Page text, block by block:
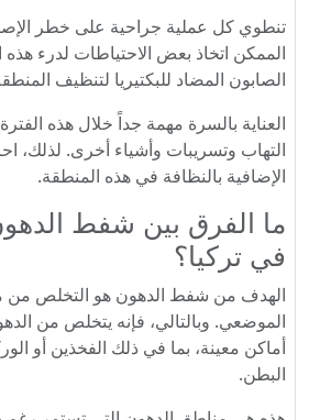
تنطوي كل عملية جراحية على خطر
الممكن اتخاذ بعض الاحتياطات لدرء
الصابون المضاد للبكتيريا لتنظيف
العناية بالسرة مهمة جداً خلال هذه
التهاب وتسريبات وأشياء أخرى. لذلك،
الإضافية بالنظافة في هذه المنطقة.
ما الفرق بين شفط
في تركيا؟
الهدف من شفط الدهون هو التخلص من
الموضعي. وبالتالي، فإنه يتخلص من
أماكن معينة، بما في ذلك الفخذين أو
البطن.